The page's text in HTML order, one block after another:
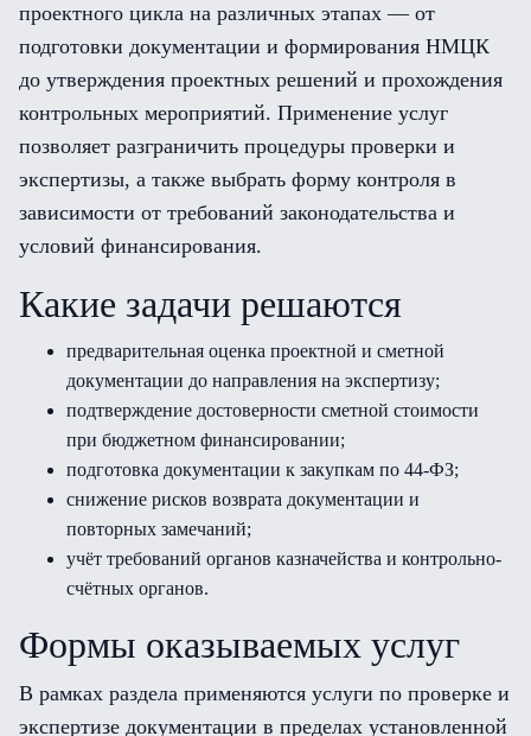
проектного цикла на различных этапах — от
подготовки документации и формирования НМЦК
до утверждения проектных решений и прохождения
контрольных мероприятий. Применение услуг
позволяет разграничить процедуры проверки и
экспертизы, а также выбрать форму контроля в
зависимости от требований законодательства и
условий финансирования.
Какие задачи решаются
предварительная оценка проектной и сметной
документации до направления на экспертизу;
подтверждение достоверности сметной стоимости
при бюджетном финансировании;
подготовка документации к закупкам по 44-ФЗ;
снижение рисков возврата документации и
повторных замечаний;
учёт требований органов казначейства и контрольно-
счётных органов.
Формы оказываемых услуг
В рамках раздела применяются услуги по проверке и
экспертизе документации в пределах установленной